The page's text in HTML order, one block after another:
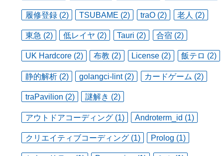
履修登録 (2) TSUBAME (2) traO (2) 老人 (2)
東急 (2) 低レイヤ (2) Tauri (2) 合宿 (2)
UK Hardcore (2) 布教 (2) License (2) 飯テロ (2)
静的解析 (2) golangci-lint (2) カードゲーム (2)
traPavilion (2) 謎解き (2)
アウトドアコーディング (1) Androterm_id (1)
クリエイティブコーディング (1) Prolog (1)